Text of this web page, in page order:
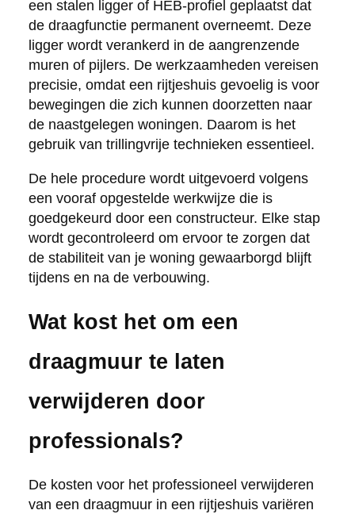
een stalen ligger of HEB-profiel geplaatst dat
de draagfunctie permanent overneemt. Deze
ligger wordt verankerd in de aangrenzende
muren of pijlers. De werkzaamheden vereisen
precisie, omdat een rijtjeshuis gevoelig is voor
bewegingen die zich kunnen doorzetten naar
de naastgelegen woningen. Daarom is het
gebruik van trillingvrije technieken essentieel.
De hele procedure wordt uitgevoerd volgens
een vooraf opgestelde werkwijze die is
goedgekeurd door een constructeur. Elke stap
wordt gecontroleerd om ervoor te zorgen dat
de stabiliteit van je woning gewaarborgd blijft
tijdens en na de verbouwing.
Wat kost het om een
draagmuur te laten
verwijderen door
professionals?
De kosten voor het professioneel verwijderen
van een draagmuur in een rijtjeshuis variëren